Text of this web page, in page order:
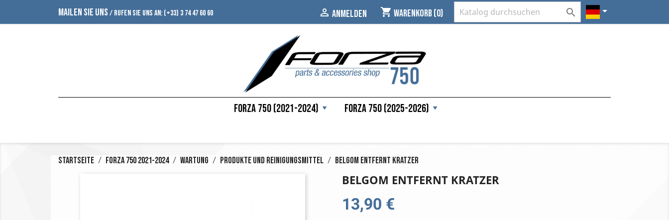
MAILEN SIE UNS/ RUFEN SIE UNS AN: (+33) 3 74 47 60 60  ANMELDEN shopping_cart Warenkorb(0)  
Forza 750 (2021-2024) Forza 750 (2025-2026)
Startseite Forza 750 2021-2024 Wartung Produkte und Reinigungsmittel Belgom entfernt Kratzer
BELGOM ENTFERNT KRATZER
13,90 €